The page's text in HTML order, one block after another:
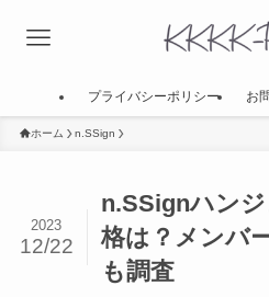
プライバシーポリシー お
ホーム n.SSign
n.SSignハン
格は？メンバ
も調査
2023
12/22